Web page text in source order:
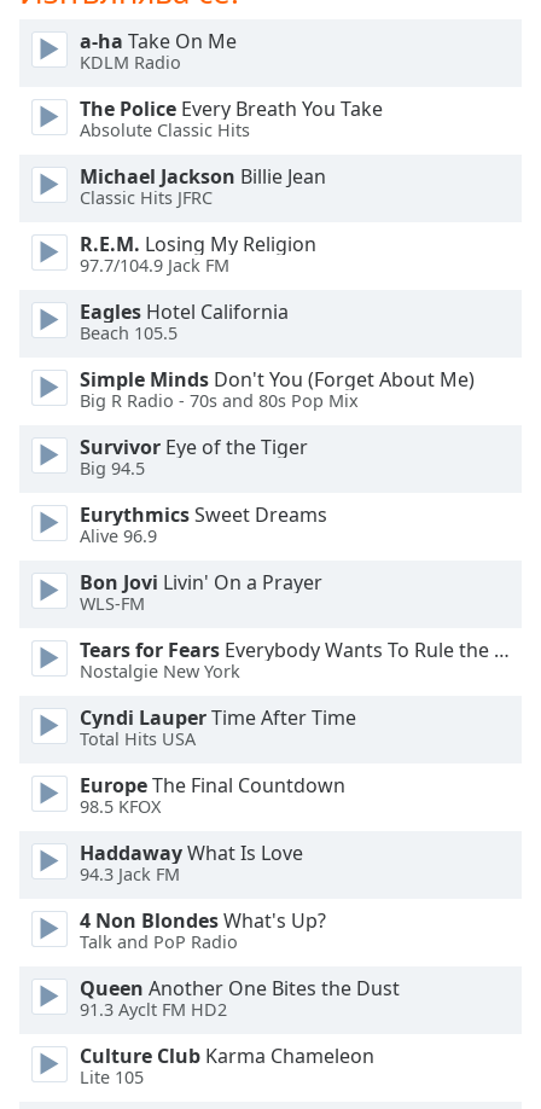
dialog
Escape
cancel
window.
Background
Color
Opacity
Caption
Area
Background
Style
a-ha Take On Me
KDLM Radio
The Police Every Breath You Take
Absolute Classic Hits
Michael Jackson Billie Jean
Classic Hits JFRC
R.E.M. Losing My Religion
97.7/104.9 Jack FM
Eagles Hotel California
Beach 105.5
Simple Minds Don't You (Forget About Me)
Big R Radio - 70s and 80s Pop Mix
Survivor Eye of the Tiger
Big 94.5
EurythmicsSweet Dreams
Alive 96.9
Bon Jovi Livin' On a Prayer
WLS-FM
Tears for Fears Everybody Wants To Rule the World
Nostalgie New York
Cyndi LauperTime After Time
Total Hits USA
EuropeThe Final Countdown
98.5 KFOX
HaddawayWhat Is Love
94.3 Jack FM
4 Non BlondesWhat's Up?
Talk and PoP Radio
Queen Another One Bites the Dust
91.3 Ayclt FM HD2
Culture Club Karma Chameleon
Lite 105